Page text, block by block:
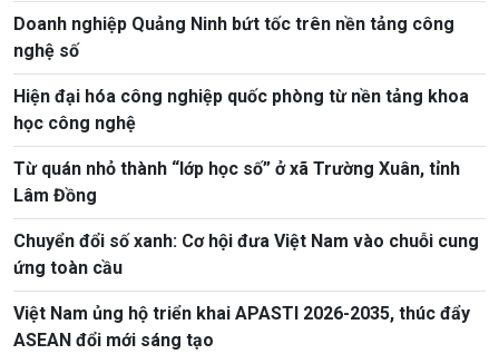
Doanh nghiệp Quảng Ninh bứt tốc trên nền tảng công
nghệ số
Hiện đại hóa công nghiệp quốc phòng từ nền tảng khoa
học công nghệ
Từ quán nhỏ thành “lớp học số” ở xã Trường Xuân, tỉnh
Lâm Đồng
Chuyển đổi số xanh: Cơ hội đưa Việt Nam vào chuỗi cung
ứng toàn cầu
Việt Nam ủng hộ triển khai APASTI 2026-2035, thúc đẩy
ASEAN đổi mới sáng tạo